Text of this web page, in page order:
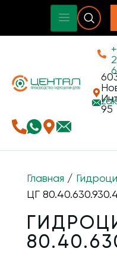
95
Главная /
ЦГ